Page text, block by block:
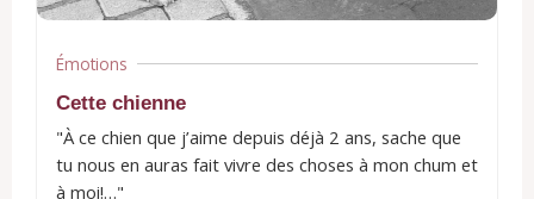
Émotions
Cette chienne
"À ce chien que j’aime depuis déjà 2 ans, sache que
tu nous en auras fait vivre des choses à mon chum et
à moi!…"